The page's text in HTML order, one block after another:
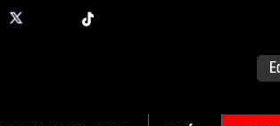
facebook